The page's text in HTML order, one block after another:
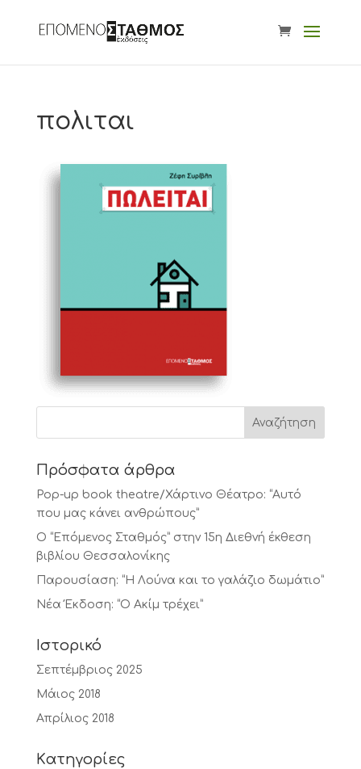
πολιται
Πρόσφατα άρθρα
Pop-up book theatre/Χάρτινο Θέατρο: “Αυτό
που μας κάνει ανθρώπους”
Ο “Επόμενος Σταθμός” στην 15η Διεθνή έκθεση
βιβλίου Θεσσαλονίκης
Παρουσίαση: “Η Λούνα και το γαλάζιο δωμάτιο”
Νέα Έκδοση: “Ο Ακίμ τρέχει”
Ιστορικό
Σεπτέμβριος 2025
Μάιος 2018
Απρίλιος 2018
Kατηγορίες